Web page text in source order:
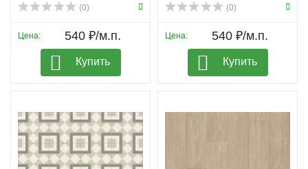
(0)
Цена: 540 ₽/м.п.
Купить
(0)
Цена: 540 ₽/м.п.
Купить